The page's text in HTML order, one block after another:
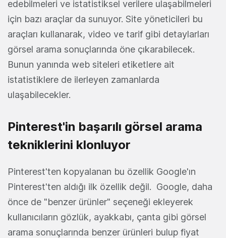
edebilmeleri ve istatistiksel verilere ulaşabilmeleri
için bazı araçlar da sunuyor. Site yöneticileri bu
araçları kullanarak, video ve tarif gibi detaylarları
görsel arama sonuçlarında öne çıkarabilecek.
Bunun yanında web siteleri etiketlere ait
istatistiklere de ilerleyen zamanlarda
ulaşabilecekler.
Pinterest'in başarılı görsel arama
tekniklerini klonluyor
Pinterest'ten kopyalanan bu özellik Google'ın
Pinterest'ten aldığı ilk özellik değil. Google, daha
önce de "benzer ürünler" seçeneği ekleyerek
kullanıcıların gözlük, ayakkabı, çanta gibi görsel
arama sonuçlarında benzer ürünleri bulup fiyat